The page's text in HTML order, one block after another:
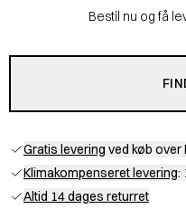
Bestil nu og få
Gratis levering ved køb over
Klimakompenseret levering:
Altid 14 dages returret